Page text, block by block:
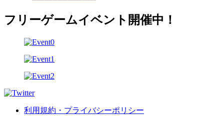
フリーゲームイベント開催中！
利用規約・プライバシーポリシー